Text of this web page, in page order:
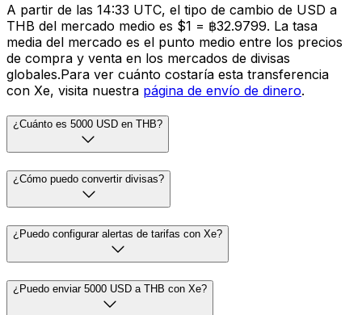
A partir de las 14:33 UTC, el tipo de cambio de USD a
THB del mercado medio es $1 = ฿32.9799. La tasa
media del mercado es el punto medio entre los precios
de compra y venta en los mercados de divisas
globales.Para ver cuánto costaría esta transferencia
con Xe, visita nuestra página de envío de dinero.
¿Cuánto es 5000 USD en THB?
¿Cómo puedo convertir divisas?
¿Puedo configurar alertas de tarifas con Xe?
¿Puedo enviar 5000 USD a THB con Xe?